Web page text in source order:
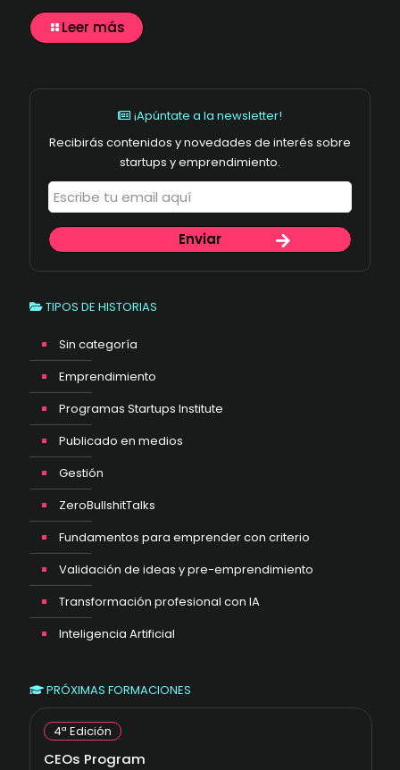
Leer más
¡Apúntate a la newsletter!
Recibirás contenidos y novedades de interés sobre
startups y emprendimiento.
TIPOS DE HISTORIAS
Sin categoría
Emprendimiento
Programas Startups Institute
Publicado en medios
Gestión
ZeroBullshitTalks
Fundamentos para emprender con criterio
Validación de ideas y pre-emprendimiento
Transformación profesional con IA
Inteligencia Artificial
PRÓXIMAS FORMACIONES
4ª Edición
CEOs Program